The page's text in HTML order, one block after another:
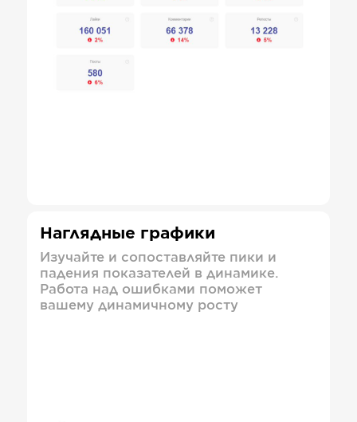
Наглядные графики
Изучайте и сопоставляйте пики и
падения показателей в динамике.
Работа над ошибками поможет
вашему динамичному росту